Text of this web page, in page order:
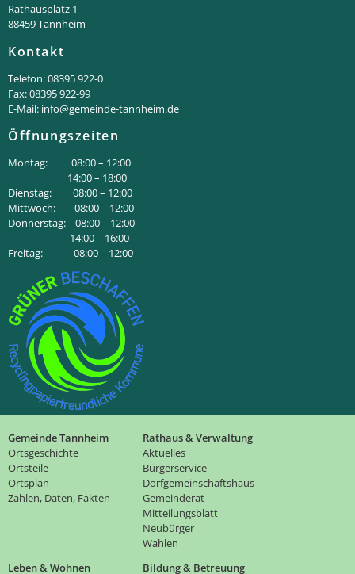
Rathaus­platz 1
88459 Tannheim
Kontakt
Telefon: 08395 922-0
Fax: 08395 922-99
E-Mail: info@gemeinde-tannheim.de
Öffnungszeiten
Montag: 08:00 – 12:00
14:00 – 18:00
Dienstag: 08:00 – 12:00
Mittwoch: 08:00 – 12:00
Donnerstag: 08:00 – 12:00
14:00 – 16:00
Freitag: 08:00 – 12:00
Gemeinde Tannheim
Ortsgeschichte
Ortsteile
Ortsplan
Zahlen, Daten, Fakten
Rathaus & Verwaltung
Aktuelles
Bürgerservice
Dorfgemeinschaftshaus
Gemeinderat
Mitteilungsblatt
Neubürger
Wahlen
Leben & Wohnen
Bildung & Betreuung